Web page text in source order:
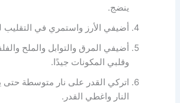
ينضج.
أضيفي الأرز واستمري في التقليب لمدة 2-3
أضيفي المرق والتوابل والملح
وقلبي المكونات جيدًا.
اتركي القدر على نار متوسطة
النار واغطي القدر.